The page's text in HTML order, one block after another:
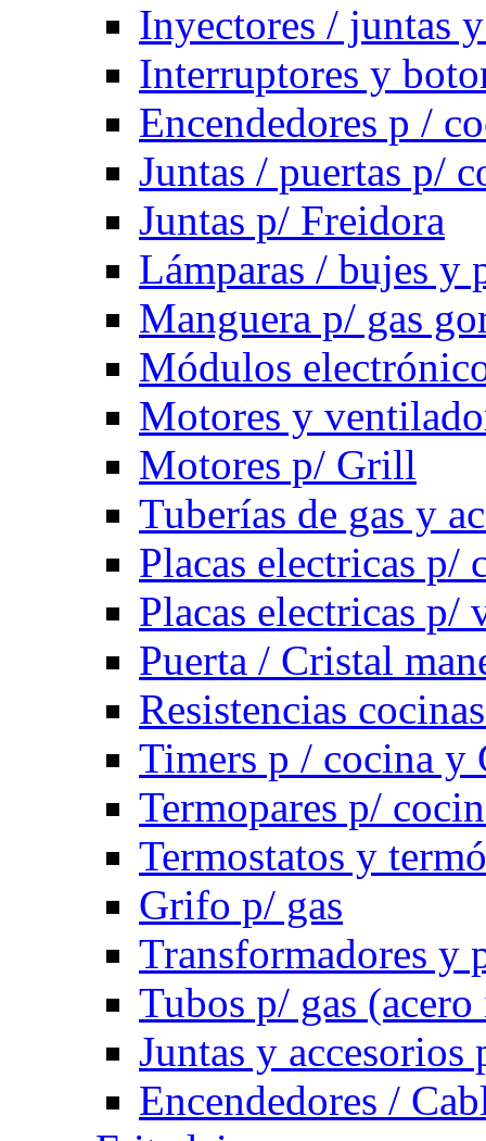
Inyectores / juntas
Interruptores y
Encendedores p /
Juntas / puertas p/
Juntas p/ Freidora
Lámparas / bujes y
Manguera p/ gas
Módulos
Motores y
Motores p/ Grill
Tuberías de gas y
Placas electricas p/
Placas electricas p/
Puerta / Cristal
Resistencias
Timers p / cocina y
Termopares p/
Termostatos y
Grifo p/ gas
Transformadores y
Tubos p/ gas
Juntas y accesorios
Encendedores /